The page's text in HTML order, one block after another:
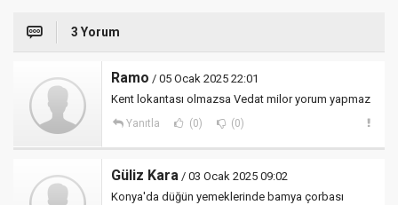
3 Yorum
Ramo / 05 Ocak 2025 22:01
Kent lokantası olmazsa Vedat milor yorum yapmaz
Yanıtla (0) (0)
Güliz Kara / 03 Ocak 2025 09:02
Konya'da düğün yemeklerinde bamya çorbası